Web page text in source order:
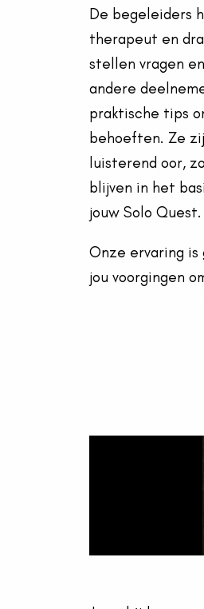
De begeleiders
therapeut en
stellen vragen
andere
praktische tips
behoeften. Ze
luisterend oor,
blijven in het
jouw Solo Quest.
Onze ervaring is
jou voorgingen